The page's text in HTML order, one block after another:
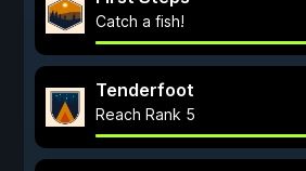
Catch a fish!
Tenderfoot
Reach Rank 5